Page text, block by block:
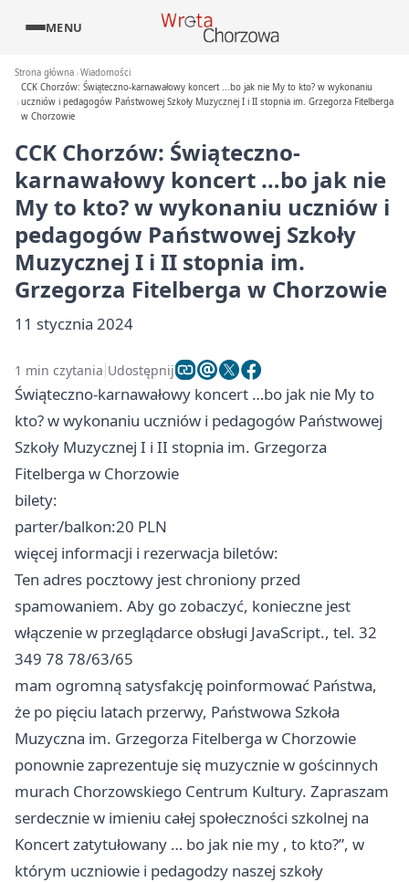
MENU
Strona główna Wiadomości
CCK Chorzów: Świąteczno-karnawałowy koncert ...bo jak nie My to kto? w wykonaniu
uczniów i pedagogów Państwowej Szkoły Muzycznej I i II stopnia im. Grzegorza Fitelberga
w Chorzowie
CCK Chorzów: Świąteczno-
karnawałowy koncert …bo jak nie
My to kto? w wykonaniu uczniów i
pedagogów Państwowej Szkoły
Muzycznej I i II stopnia im.
Grzegorza Fitelberga w Chorzowie
11 stycznia 2024
1 min czytania Udostępnij
Świąteczno-karnawałowy koncert …bo jak nie My to
kto? w wykonaniu uczniów i pedagogów Państwowej
Szkoły Muzycznej I i II stopnia im. Grzegorza
Fitelberga w Chorzowie
bilety:
parter/balkon:20 PLN
więcej informacji i rezerwacja biletów:
Ten adres pocztowy jest chroniony przed
spamowaniem. Aby go zobaczyć, konieczne jest
włączenie w przeglądarce obsługi JavaScript., tel. 32
349 78 78/63/65
mam ogromną satysfakcję poinformować Państwa,
że po pięciu latach przerwy, Państwowa Szkoła
Muzyczna im. Grzegorza Fitelberga w Chorzowie
ponownie zaprezentuje się muzycznie w gościnnych
murach Chorzowskiego Centrum Kultury. Zapraszam
serdecznie w imieniu całej społeczności szkolnej na
Koncert zatytułowany … bo jak nie my , to kto?”, w
którym uczniowie i pedagodzy naszej szkoły